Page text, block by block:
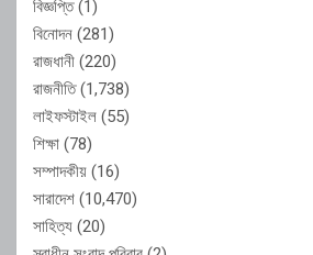
বিজ্ঞপ্তি(1)
বিনোদন (281)
রাজধানী (220)
রাজনীতি(1,738)
লাইফস্টাইল (55)
শিক্ষা (78)
সম্পাদকীয় (16)
সারাদেশ (10,470)
সাহিত্য (20)